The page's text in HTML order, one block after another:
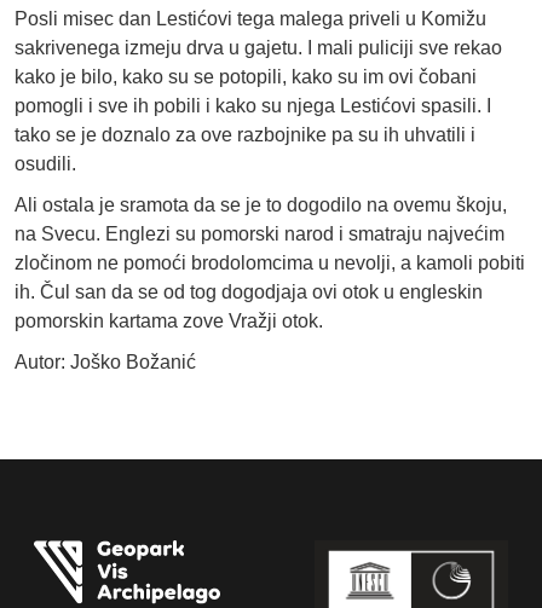
Posli misec dan Lestićovi tega malega priveli u Komižu
sakrivenega izmeju drva u gajetu. I mali puliciji sve rekao
kako je bilo, kako su se potopili, kako su im ovi čobani
pomogli i sve ih pobili i kako su njega Lestićovi spasili. I
tako se je doznalo za ove razbojnike pa su ih uhvatili i
osudili.
Ali ostala je sramota da se je to dogodilo na ovemu škoju,
na Svecu. Englezi su pomorski narod i smatraju najvećim
zločinom ne pomoći brodolomcima u nevolji, a kamoli pobiti
ih. Čul san da se od tog dogodjaja ovi otok u engleskin
pomorskin kartama zove Vražji otok.
Autor: Joško Božanić